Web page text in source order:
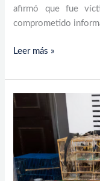
afirmó que fue
comprometido
Leer más »
Incautan
exóticos
en